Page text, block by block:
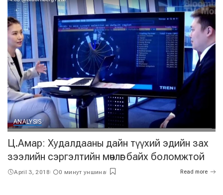
ANALYSIS
Ц.Амар: Худалдааны дайн түүхий эдийн зах
зээлийн сэргэлтийн мөчлөг байх боломжтой
April 3, 2018 0 минут уншина Read more